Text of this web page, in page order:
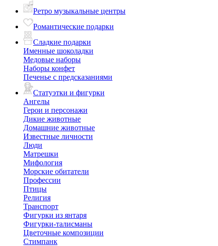
Ретро музыкальные центры
Романтические подарки
Сладкие подарки
Именные шоколадки
Медовые наборы
Наборы конфет
Печенье с предсказаниями
Статуэтки и фигурки
Ангелы
Герои и персонажи
Дикие животные
Домашние животные
Известные личности
Люди
Матрешки
Мифология
Морские обитатели
Профессии
Птицы
Религия
Транспорт
Фигурки из янтаря
Фигурки-талисманы
Цветочные композиции
Стимпанк